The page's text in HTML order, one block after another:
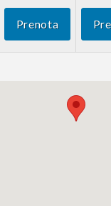
Prenota